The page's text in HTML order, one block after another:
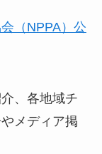
（NPPA）公
、各地域チ
メディア掲